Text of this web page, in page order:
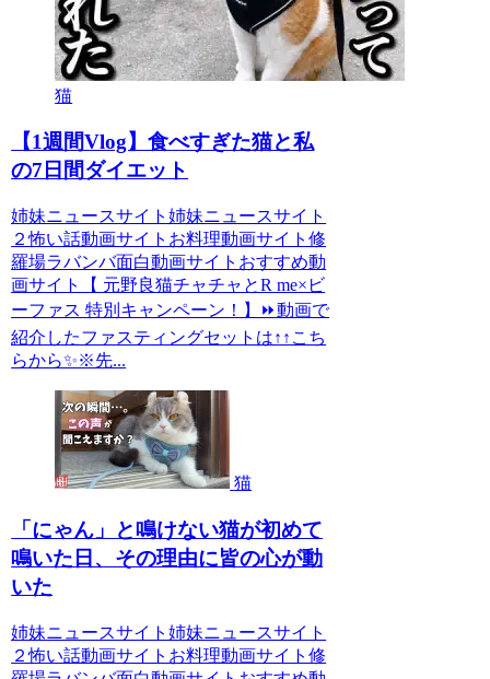
猫
【1週間Vlog】食べすぎた猫と私
の7日間ダイエット
姉妹ニュースサイト姉妹ニュースサイト
２怖い話動画サイトお料理動画サイト修
羅場ラバンバ面白動画サイトおすすめ動
画サイト【 元野良猫チャチャとR me×ビ
ーファス 特別キャンペーン！】⏩️動画で
紹介したファスティングセットは↑↑こち
らから✨※先...
猫
「にゃん」と鳴けない猫が初めて
鳴いた日、その理由に皆の心が動
いた
姉妹ニュースサイト姉妹ニュースサイト
２怖い話動画サイトお料理動画サイト修